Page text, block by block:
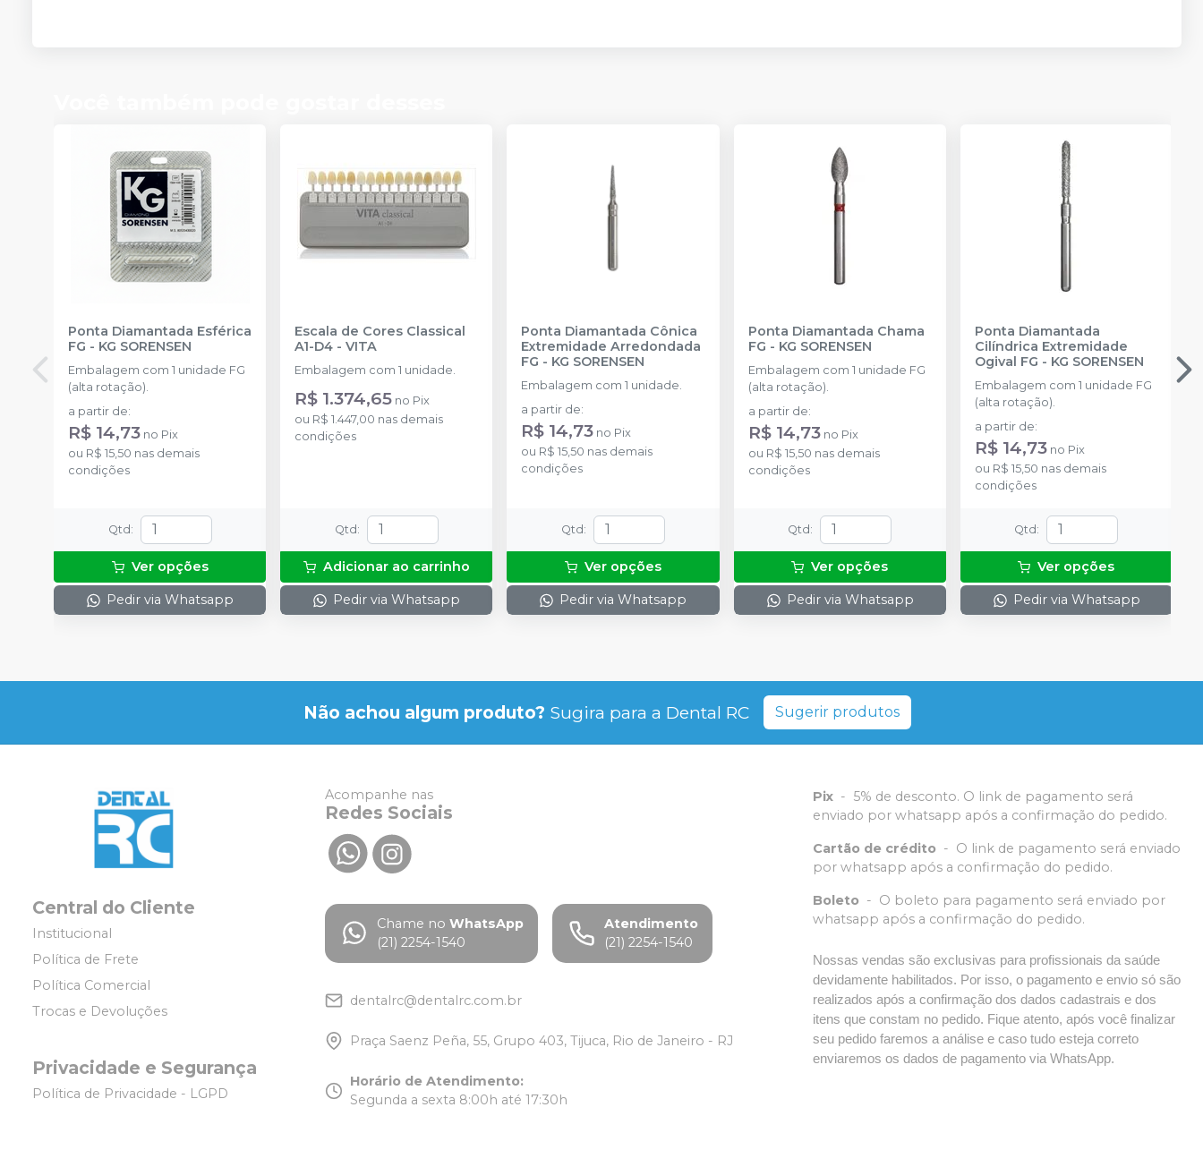
Ponta Diamantada Esférica
FG - KG SORENSEN
Embalagem com 1 unidade FG
(alta rotação).
a partir de:
R$ 14,73 no Pix
ou R$ 15,50 nas demais
condições
Qtd :
Ver opções
Pedir via Whatsapp
Escala de Cores Classical
A1-D4 -VITA
Embalagem com 1 unidade.
R$ 1.374,65 no Pix
ou R$ 1.447,00 nas demais
condições
Qtd :
Adicionar ao carrinho
Pedir via Whatsapp
Ponta Diamantada Cônica
Extremidade Arredondada
FG - KG SORENSEN
Embalagem com 1 unidade.
a partir de:
R$ 14,73 no Pix
ou R$ 15,50 nas demais
condições
Qtd :
Ver opções
Pedir via Whatsapp
Ponta Diamantada Chama
FG - KG SORENSEN
Embalagem com 1 unidade FG
(alta rotação).
a partir de:
R$ 14,73 no Pix
ou R$ 15,50 nas demais
condições
Qtd :
Ver opções
Pedir via Whatsapp
Ponta Diamantada
Cilíndrica Extremidade
Ogival FG - KG SORENSEN
Embalagem com 1 unidade FG
(alta rotação).
a partir de:
R$ 14,73 no Pix
ou R$ 15,50 nas demais
condições
Qtd :
Ver opções
Pedir via Whatsapp
Não achou algum produto? Sugira para a Dental RC Sugerir produtos
Central do Cliente
Institucional
Política de Frete
Política Comercial
Trocas e Devoluções
Privacidade e Segurança
Política de Privacidade - LGPD
Acompanhe nas
Redes Sociais
Chame no WhatsApp
(21) 2254-1540
Atendimento
(21) 2254-1540
dentalrc@dentalrc.com.br
Praça Saenz Peña, 55, Grupo 403, Tijuca, Rio de Janeiro - RJ
Horário de Atendimento:
Segunda a sexta 8:00h até 17:30h
Pix - 5% de desconto. O link de pagamento será
enviado por whatsapp após a confirmação do pedido.
Cartão de crédito - O link de pagamento será enviado
por whatsapp após a confirmação do pedido.
Boleto - O boleto para pagamento será enviado por
whatsapp após a confirmação do pedido.
Nossas vendas são exclusivas para profissionais da saúde
devidamente habilitados. Por isso, o pagamento e envio só são
realizados após a confirmação dos dados cadastrais e dos
itens que constam no pedido. Fique atento, após você finalizar
seu pedido faremos a análise e caso tudo esteja correto
enviaremos os dados de pagamento via WhatsApp.